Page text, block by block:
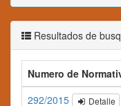
Resultados de
Numero de
292/2015
Detalle